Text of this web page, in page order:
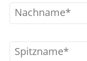
Nachname
Spitzname